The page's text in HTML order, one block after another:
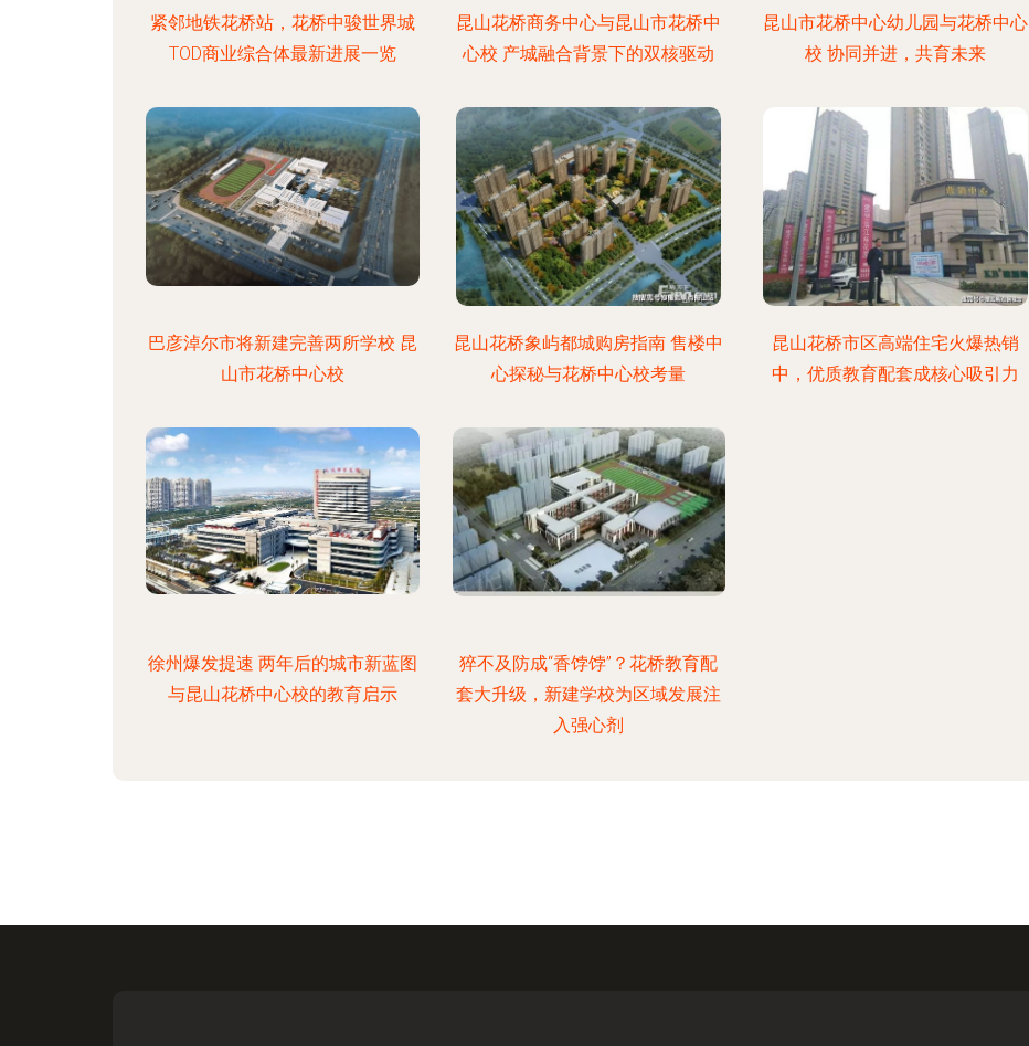
紧邻地铁花桥站，花桥中骏世界城
TOD商业综合体最新进展一览
昆山花桥商务中心与昆山市花桥中
心校 产城融合背景下的双核驱动
昆山市花桥中心幼儿园与花桥中心
校 协同并进，共育未来
巴彦淖尔市将新建完善两所学校 昆
山市花桥中心校
昆山花桥象屿都城购房指南 售楼中
心探秘与花桥中心校考量
昆山花桥市区高端住宅火爆热销
中，优质教育配套成核心吸引力
徐州爆发提速 两年后的城市新蓝图
与昆山花桥中心校的教育启示
猝不及防成“香饽饽”？花桥教育配
套大升级，新建学校为区域发展注
入强心剂